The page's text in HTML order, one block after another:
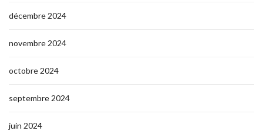
décembre 2024
novembre 2024
octobre 2024
septembre 2024
juin 2024